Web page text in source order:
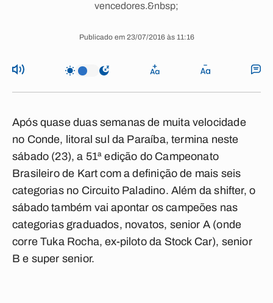
vencedores.&nbsp;
Publicado em 23/07/2016 às 11:16
Após quase duas semanas de muita velocidade
no Conde, litoral sul da Paraíba, termina neste
sábado (23), a 51ª edição do Campeonato
Brasileiro de Kart com a definição de mais seis
categorias no Circuito Paladino. Além da shifter, o
sábado também vai apontar os campeões nas
categorias graduados, novatos, senior A (onde
corre Tuka Rocha, ex-piloto da Stock Car), senior
B e super senior.